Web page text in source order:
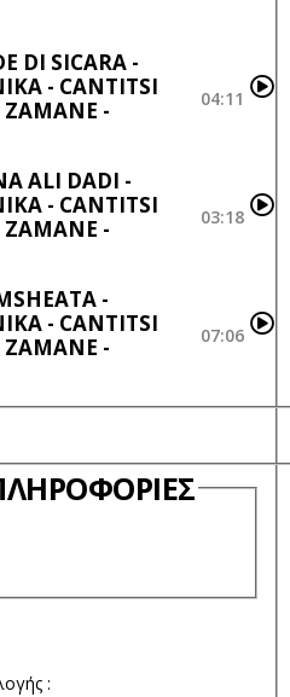
DI SICARA -
- CANTITSI
-
04:11
ALI DADI -
- CANTITSI
-
03:18
-
- CANTITSI
-
07:06
: